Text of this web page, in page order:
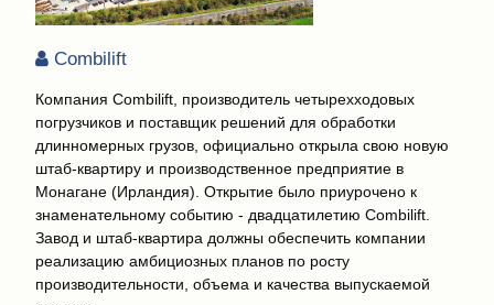
Combilift
Компания Combilift, производитель четырехходовых
погрузчиков и поставщик решений для обработки
длинномерных грузов, официально открыла свою новую
штаб-квартиру и производственное предприятие в
Монагане (Ирландия). Открытие было приурочено к
знаменательному событию - двадцатилетию Combilift.
Завод и штаб-квартира должны обеспечить компании
реализацию амбициозных планов по росту
производительности, объема и качества выпускаемой